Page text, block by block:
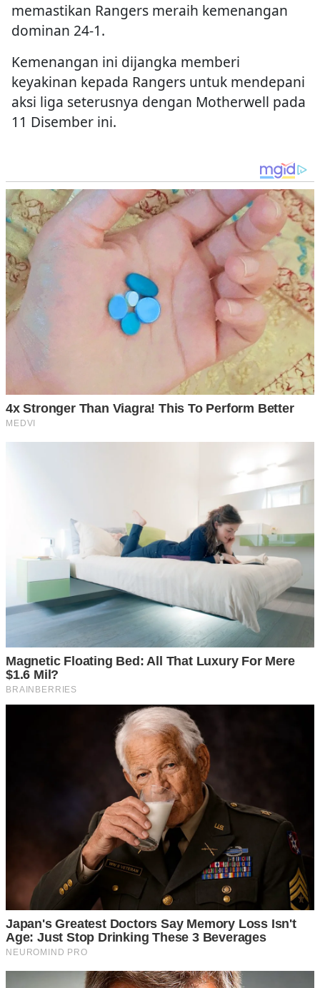
memastikan Rangers meraih kemenangan
dominan 24-1.
Kemenangan ini dijangka memberi
keyakinan kepada Rangers untuk mendepani
aksi liga seterusnya dengan Motherwell pada
11 Disember ini.